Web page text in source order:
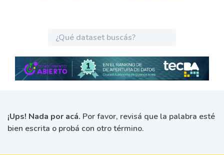
¡Ups! Nada por acá. Por favor, revisá que la palabra esté
bien escrita o probá con otro término.